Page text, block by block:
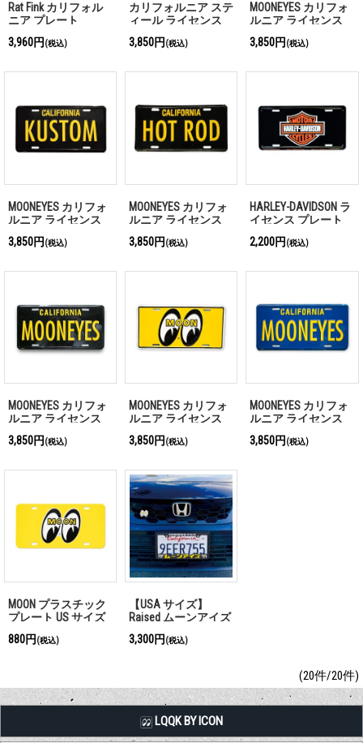
Rat Fink カリフォル
ニア プレート
3,960円 (税込)
カリフォルニア ステ
ィール ライセンス
プレート CAL LOOK
3,850円 (税込)
MOONEYES カリフォ
ルニア ライセンス
プレート Go! with
MQQN
3,850円 (税込)
MOONEYES カリフォ
ルニア ライセンス
3,850円(税込)
MOONEYES カリフォ
ルニア ライセンス
3,850円(税込)
HARLEY-DAVIDSON ラ
イセンス プレート
2,200円(税込)
MOONEYES カリフォ
ルニア ライセンス
3,850円 (税込)
MOONEYES カリフォ
ルニア ライセンス
イズ
3,850円 (税込)
MOONEYES カリフォ
ルニア ライセンス
3,850円 (税込)
MOON プラスチック
プレート US サイズ
880円 (税込)
【USA サイズ】
Raised ムーンアイズ
センス プレート フ
3,300円 (税込)
(20件/20件)
LQQK BY ICON